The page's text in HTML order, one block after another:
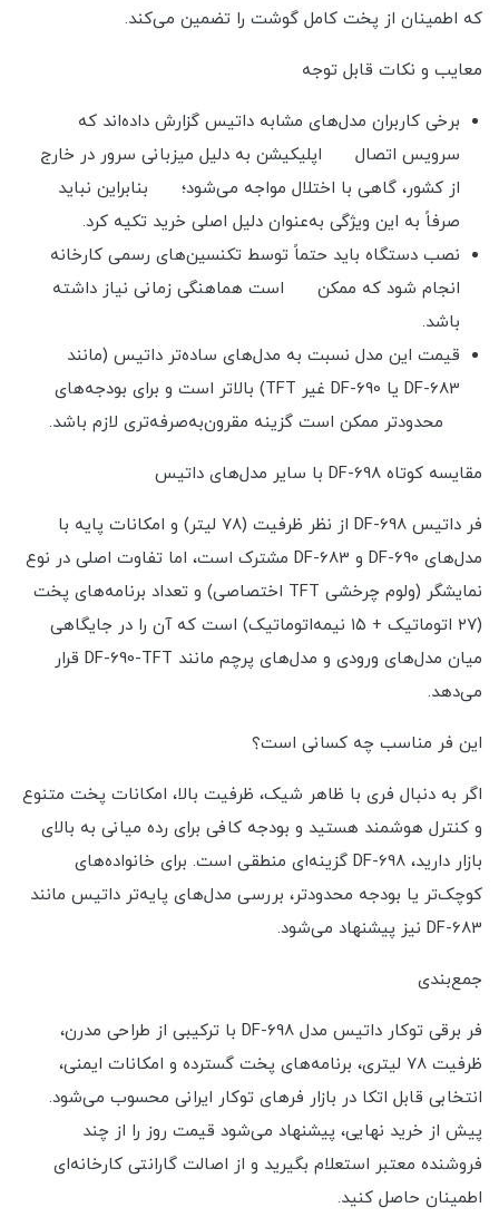
که اطمینان از پخت کامل گوشت را تضمین می‌کند.
معایب و نکات قابل توجه
برخی کاربران مدل‌های مشابه داتیس گزارش داده‌اند که
سرویس اتصال اپلیکیشن به دلیل میزبانی سرور در خارج
از کشور، گاهی با اختلال مواجه می‌شود؛ بنابراین نباید
صرفاً به این ویژگی به‌عنوان دلیل اصلی خرید تکیه کرد.
نصب دستگاه باید حتماً توسط تکنسین‌های رسمی کارخانه
انجام شود که ممکن است هماهنگی زمانی نیاز داشته
باشد.
قیمت این مدل نسبت به مدل‌های ساده‌تر داتیس (مانند
DF-683 یا DF-690 غیر TFT) بالاتر است و برای بودجه‌های
محدودتر ممکن است گزینه مقرون‌به‌صرفه‌تری لازم باشد.
مقایسه کوتاه DF-698 با سایر مدل‌های داتیس
فر داتیس DF-698 از نظر ظرفیت (۷۸ لیتر) و امکانات پایه با
مدل‌های DF-690 و DF-683 مشترک است، اما تفاوت اصلی در نوع
نمایشگر (ولوم چرخشی TFT اختصاصی) و تعداد برنامه‌های پخت
(۲۷ اتوماتیک + ۱۵ نیمه‌اتوماتیک) است که آن را در جایگاهی
میان مدل‌های ورودی و مدل‌های پرچم مانند DF-690-TFT قرار
می‌دهد.
این فر مناسب چه کسانی است؟
اگر به دنبال فری با ظاهر شیک، ظرفیت بالا، امکانات پخت متنوع
و کنترل هوشمند هستید و بودجه کافی برای رده میانی به بالای
بازار دارید، DF-698 گزینه‌ای منطقی است. برای خانواده‌های
کوچک‌تر یا بودجه محدودتر، بررسی مدل‌های پایه‌تر داتیس مانند
DF-683 نیز پیشنهاد می‌شود.
جمع‌بندی
فر برقی توکار داتیس مدل DF-698 با ترکیبی از طراحی مدرن،
ظرفیت ۷۸ لیتری، برنامه‌های پخت گسترده و امکانات ایمنی،
انتخابی قابل اتکا در بازار فرهای توکار ایرانی محسوب می‌شود.
پیش از خرید نهایی، پیشنهاد می‌شود قیمت روز را از چند
فروشنده معتبر استعلام بگیرید و از اصالت گارانتی کارخانه‌ای
اطمینان حاصل کنید.